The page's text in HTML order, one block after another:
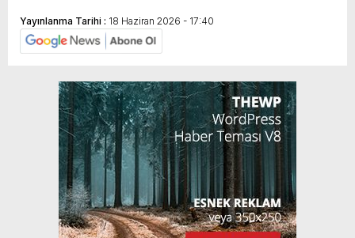
Yayınlanma Tarihi : 18 Haziran 2026 - 17:40